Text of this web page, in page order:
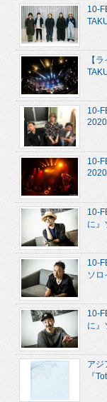
10-
【
10-
10-
10-
に』
10-
ソロ
10-
に』
アジ
『